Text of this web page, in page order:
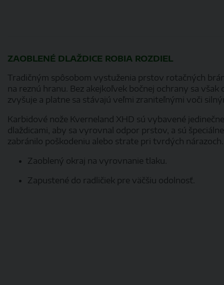
ZAOBLENÉ DLAŽDICE ROBIA ROZDIEL
Tradičným spôsobom vystuženia prstov rotačných
na reznú hranu. Bez akejkoľvek bočnej ochrany sa
zvyšuje a platne sa stávajú veľmi zraniteľnými voči
Karbidové nože Kverneland XHD sú vybavené
dlaždicami, aby sa vyrovnal odpor prstov, a sú
zabránilo poškodeniu alebo strate pri tvrdých nárazoch.
Zaoblený okraj na vyrovnanie tlaku.
Zapustené do radličiek pre väčšiu odolnosť.